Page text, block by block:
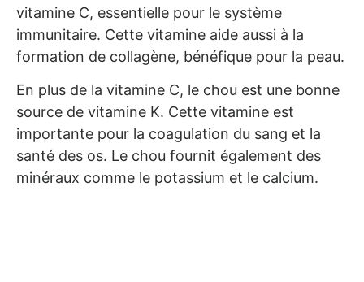
vitamine C, essentielle pour le système
immunitaire. Cette vitamine aide aussi à la
formation de collagène, bénéfique pour la peau.
En plus de la vitamine C, le chou est une bonne
source de vitamine K. Cette vitamine est
importante pour la coagulation du sang et la
santé des os. Le chou fournit également des
minéraux comme le potassium et le calcium.